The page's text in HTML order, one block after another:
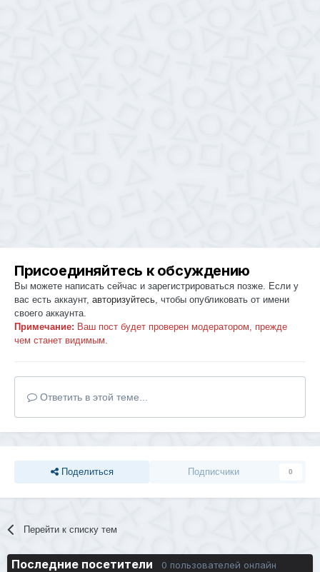
Присоединяйтесь к обсуждению
Вы можете написать сейчас и зарегистрироваться позже. Если у
вас есть аккаунт, авторизуйтесь , чтобы опубликовать от имени
своего аккаунта.
Примечание: Ваш пост будет проверен модератором, прежде
чем станет видимым.
Ответить в этой теме...
Поделиться Подписчики 0
Перейти к списку тем
Последние посетители 0 пользователей онлайн